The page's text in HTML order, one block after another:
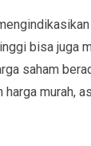
bisa juga
saham
murah,